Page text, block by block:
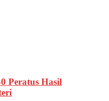
Peratus Hasil